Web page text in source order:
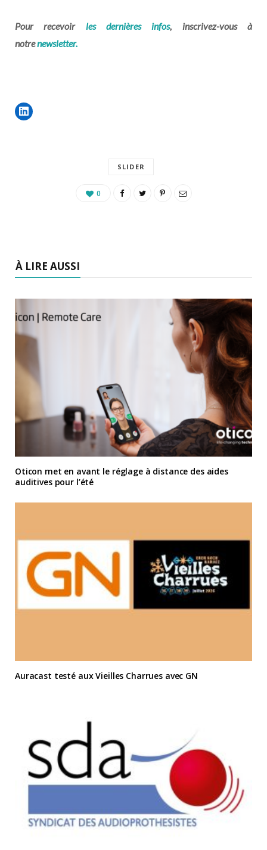
Pour recevoir les dernières infos, inscrivez-vous à
notrenewsletter.
SLIDER
0
À LIRE AUSSI
Oticon met en avant le réglage à distance des aides
auditives pour l’été
Auracast testé aux Vieilles Charrues avec GN